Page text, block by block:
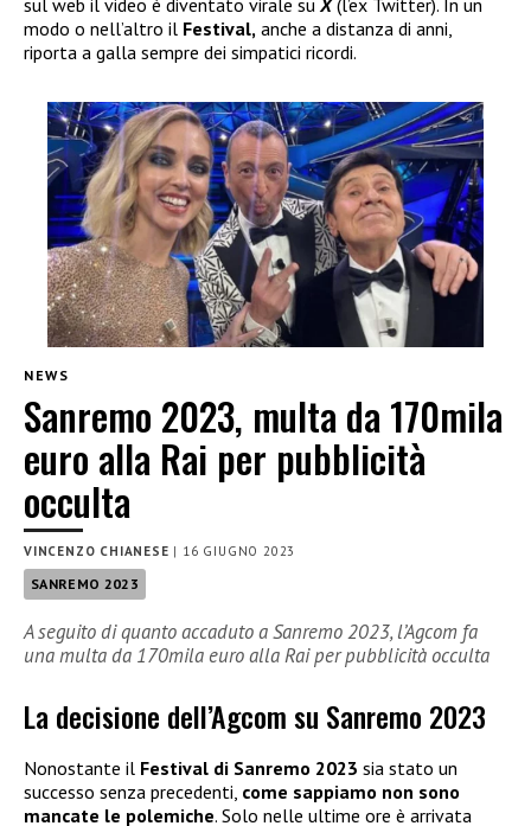
sul web il video è diventato virale suX(l’ex Twitter). In un
modo o nell’altro il Festival, anche a distanza di anni,
riporta a galla sempre dei simpatici ricordi.
NEWS
Sanremo 2023, multa da 170mila
euro alla Rai per pubblicità
occulta
VINCENZO CHIANESE | 16 GIUGNO 2023
SANREMO 2023
A seguito di quanto accaduto a Sanremo 2023, l’Agcom fa
una multa da 170mila euro alla Rai per pubblicità occulta
La decisione dell’Agcom su Sanremo 2023
Nonostante il Festival di Sanremo 2023 sia stato un
successo senza precedenti, come sappiamo non sono
mancate le polemiche. Solo nelle ultime ore è arrivata